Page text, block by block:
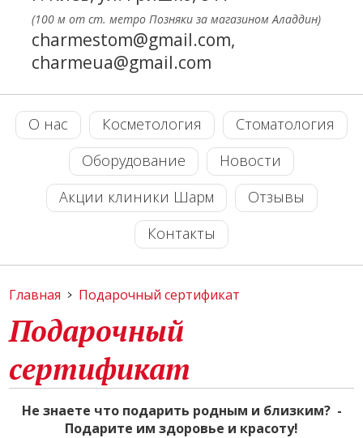
(100 м от ст. метро Позняки за магазином Аладдин)
charmestom@gmail.com,
charmeua@gmail.com
О нас Косметология
Стоматология
Оборудование
Новости
Акции клиники Шарм
Отзывы
Контакты
Главная Подарочный сертификат
Подарочный
сертификат
Не знаете что подарить родным и близким? -
Подарите им здоровье и красоту!